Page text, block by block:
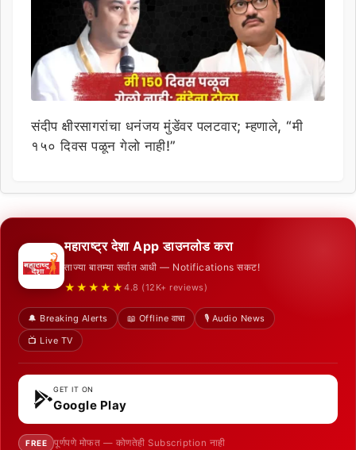
संदीप क्षीरसागरांचा धनंजय मुंडेंवर पलटवार; म्हणाले, “मी
१५० दिवस पळून गेलो नाही!”
महाराष्ट्र देशा App डाउनलोड करा
ताज्या बातम्या सर्वात आधी — Notifications सकट!
★★★★★ 4.8 (12K+ reviews)
🔔 Breaking Alerts 📖 Offline वाचा
🎙️ Audio News
📺 Live TV
GET IT ON
Google Play
FREE पूर्णपणे मोफत — कोणतेही Subscription नाही